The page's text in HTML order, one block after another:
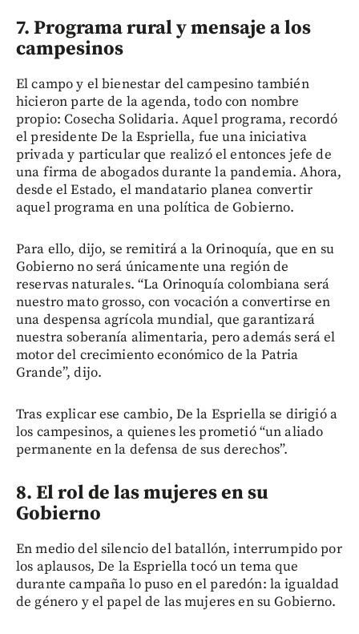
7. Programa rural y mensaje a los
campesinos
El campo y el bienestar del campesino también
hicieron parte de la agenda, todo con nombre
propio: Cosecha Solidaria. Aquel programa, recordó
el presidente De la Espriella, fue una iniciativa
privada y particular que realizó el entonces jefe de
una firma de abogados durante la pandemia. Ahora,
desde el Estado, el mandatario planea convertir
aquel programa en una política de Gobierno.
Para ello, dijo, se remitirá a la Orinoquía, que en su
Gobierno no será únicamente una región de
reservas naturales. “La Orinoquía colombiana será
nuestro mato grosso, con vocación a convertirse en
una despensa agrícola mundial, que garantizará
nuestra soberanía alimentaria, pero además será el
motor del crecimiento económico de la Patria
Grande”, dijo.
Tras explicar ese cambio, De la Espriella se dirigió a
los campesinos, a quienes les prometió “un aliado
permanente en la defensa de sus derechos”.
8. El rol de las mujeres en su
Gobierno
En medio del silencio del batallón, interrumpido por
los aplausos, De la Espriella tocó un tema que
durante campaña lo puso en el paredón: la igualdad
de género y el papel de las mujeres en su Gobierno.